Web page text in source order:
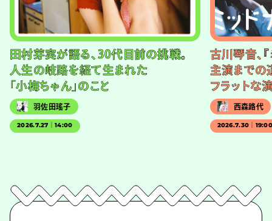
田村芽実が語る、30代目前の挑戦。
人生の岐路を経て生まれた
「小梅ちゃん」のこと
羽佐田瑤子
2026.7.27｜14:00
古川琴音、
主演までの
フラットな
西森路代
2026.7.30｜